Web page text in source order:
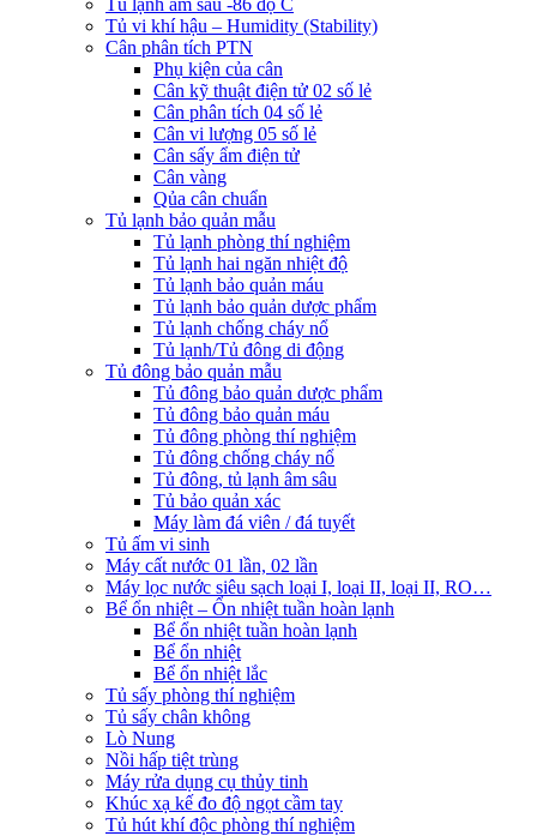
Tủ lạnh âm sâu -86 độ C
Tủ vi khí hậu – Humidity (Stability)
Cân phân tích PTN
Phụ kiện của cân
Cân kỹ thuật điện tử 02 số lẻ
Cân phân tích 04 số lẻ
Cân vi lượng 05 số lẻ
Cân sấy ẩm điện tử
Cân vàng
Qủa cân chuẩn
Tủ lạnh bảo quản mẫu
Tủ lạnh phòng thí nghiệm
Tủ lạnh hai ngăn nhiệt độ
Tủ lạnh bảo quản máu
Tủ lạnh bảo quản dược phẩm
Tủ lạnh chống cháy nổ
Tủ lạnh/Tủ đông di động
Tủ đông bảo quản mẫu
Tủ đông bảo quản dược phẩm
Tủ đông bảo quản máu
Tủ đông phòng thí nghiệm
Tủ đông chống cháy nổ
Tủ đông, tủ lạnh âm sâu
Tủ bảo quản xác
Máy làm đá viên / đá tuyết
Tủ ấm vi sinh
Máy cất nước 01 lần, 02 lần
Máy lọc nước siêu sạch loại I, loại II, loại II, RO…
Bể ổn nhiệt – Ổn nhiệt tuần hoàn lạnh
Bể ổn nhiệt tuần hoàn lạnh
Bể ổn nhiệt
Bể ổn nhiệt lắc
Tủ sấy phòng thí nghiệm
Tủ sấy chân không
Lò Nung
Nồi hấp tiệt trùng
Máy rửa dụng cụ thủy tinh
Khúc xạ kế đo độ ngọt cầm tay
Tủ hút khí độc phòng thí nghiệm